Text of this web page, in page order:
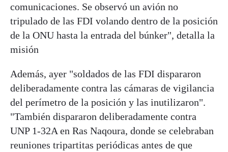
comunicaciones. Se observó un avión no
tripulado de las FDI volando dentro de la posición
de la ONU hasta la entrada del búnker", detalla la
misión
Además, ayer "soldados de las FDI dispararon
deliberadamente contra las cámaras de vigilancia
del perímetro de la posición y las inutilizaron".
"También dispararon deliberadamente contra
UNP 1-32A en Ras Naqoura, donde se celebraban
reuniones tripartitas periódicas antes de que